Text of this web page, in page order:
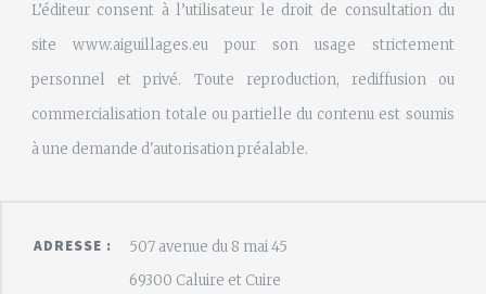
L’éditeur consent à l’utilisateur le droit de consultation du
site www.aiguillages.eu pour son usage strictement
personnel et privé. Toute reproduction, rediffusion ou
commercialisation totale ou partielle du contenu est soumis
à une demande d'autorisation préalable.
ADRESSE :
507 avenue du 8 mai 45
69300 Caluire et Cuire